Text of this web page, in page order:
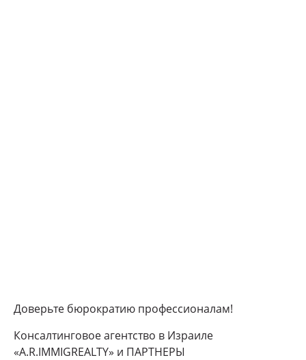
Доверьте бюрократию профессионалам!
Консалтинговое агентство в Израиле
«A.R.IMMIGREALTY» и ПАРТНЕРЫ